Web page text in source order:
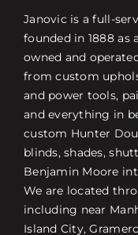
Janovic is a full-
founded in 1888 as
owned and
from custom
and power tools,
and everything in
custom Hunter
blinds, shades,
Benjamin Moore
We are located
including near
Island City,